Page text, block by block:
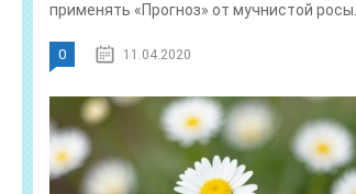
применять «Прогноз» от мучнистой росы...
0 11.04.2020